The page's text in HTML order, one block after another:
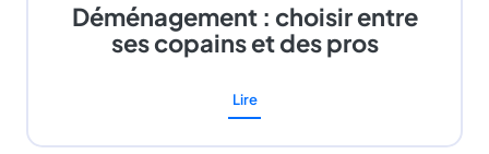
Déménagement : choisir entre
ses copains et des pros
Lire